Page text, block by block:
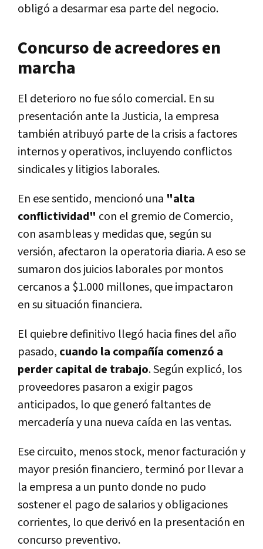
obligó a desarmar esa parte del negocio.
Concurso de acreedores en
marcha
El deterioro no fue sólo comercial. En su
presentación ante la Justicia, la empresa
también atribuyó parte de la crisis a factores
internos y operativos, incluyendo conflictos
sindicales y litigios laborales.
En ese sentido, mencionó una "alta
conflictividad" con el gremio de Comercio,
con asambleas y medidas que, según su
versión, afectaron la operatoria diaria. A eso se
sumaron dos juicios laborales por montos
cercanos a $1.000 millones, que impactaron
en su situación financiera.
El quiebre definitivo llegó hacia fines del año
pasado, cuando la compañía comenzó a
perder capital de trabajo. Según explicó, los
proveedores pasaron a exigir pagos
anticipados, lo que generó faltantes de
mercadería y una nueva caída en las ventas.
Ese circuito, menos stock, menor facturación y
mayor presión financiero, terminó por llevar a
la empresa a un punto donde no pudo
sostener el pago de salarios y obligaciones
corrientes, lo que derivó en la presentación en
concurso preventivo.